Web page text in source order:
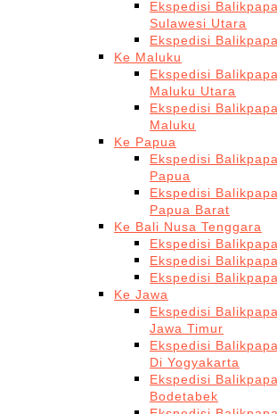
Ekspedisi
Sulawesi Utara
Ekspedisi
Ke Maluku
Ekspedisi
Maluku Utara
Ekspedisi
Maluku
Ke Papua
Ekspedisi
Papua
Ekspedisi
Papua Barat
Ke Bali Nusa Tenggara
Ekspedisi
Ekspedisi
Ekspedisi
Ke Jawa
Ekspedisi
Jawa Timur
Ekspedisi
Di Yogyakarta
Ekspedisi
Bodetabek